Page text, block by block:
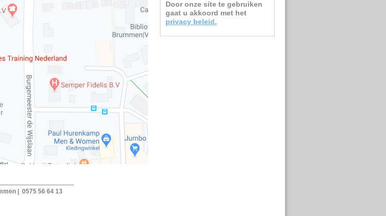
Brummen | 0575 56 64 13
Door onze site te gebruiken
gaat u akkoord met het
privacy beleid.